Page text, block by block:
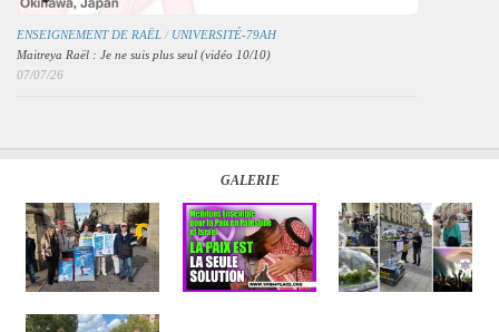
ENSEIGNEMENT DE RAËL / UNIVERSITÉ-79AH
Maitreya Raël : Je ne suis plus seul (vidéo 10/10)
07/07/26
GALERIE